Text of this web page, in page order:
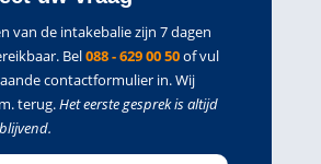
van de intakebalie zijn 7 dagen
Bel088 - 629 00 50of vul
contactformulier in. Wij
terug.Het eerste gesprek is altijd